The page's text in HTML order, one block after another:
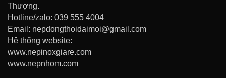
Thượng.
Hotline/zalo: 039 555 4004
Email: nepdongthoidaimoi@gmail.com
Hệ thống website:
www.nepinoxgiare.com
www.nepnhom.com